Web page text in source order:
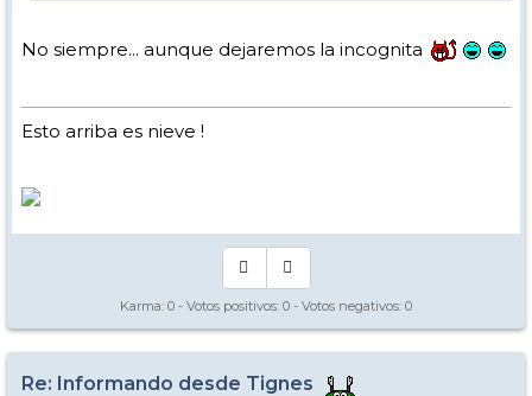
No siempre... aunque dejaremos la incognita
Esto arriba es nieve !
Karma: 0 - Votos positivos: 0 - Votos negativos: 0
Re: Informando desde Tignes